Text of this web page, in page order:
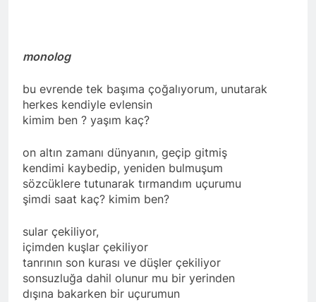
monolog
bu evrende tek başıma çoğalıyorum, unutarak
herkes kendiyle evlensin
kimim ben ? yaşım kaç?
on altın zamanı dünyanın, geçip gitmiş
kendimi kaybedip, yeniden bulmuşum
sözcüklere tutunarak tırmandım uçurumu
şimdi saat kaç? kimim ben?
sular çekiliyor,
içimden kuşlar çekiliyor
tanrının son kurası ve düşler çekiliyor
sonsuzluğa dahil olunur mu bir yerinden
dışına bakarken bir uçurumun